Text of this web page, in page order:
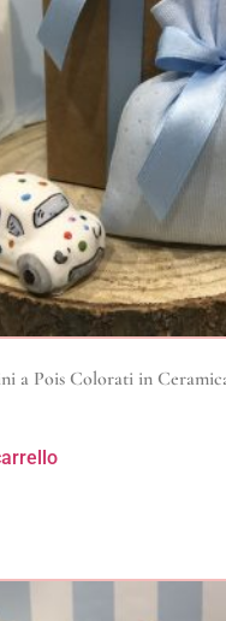
a Pois Colorati in